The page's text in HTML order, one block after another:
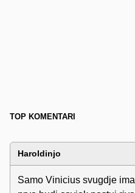
TOP KOMENTARI
Haroldinjo
Samo Vinicius svugdje